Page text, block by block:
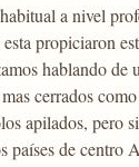
a nivel
propiciaron
hablando de
cerrados
apilados, pero
países de centro